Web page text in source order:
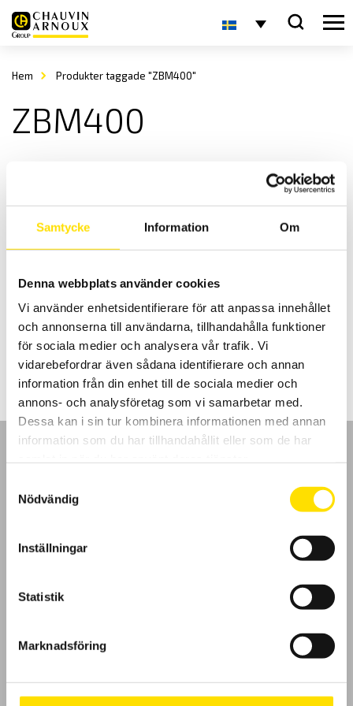
Samtycke Information Om
Denna webbplats använder cookies
Vi använder enhetsidentifierare för att anpassa innehållet
och annonserna till användarna, tillhandahålla funktioner
för sociala medier och analysera vår trafik. Vi
vidarebefordrar även sådana identifierare och annan
information från din enhet till de sociala medier och
annons- och analysföretag som vi samarbetar med.
Dessa kan i sin tur kombinera informationen med annan
information som du har tillhandahållit eller som de har
Nödvändig
Inställningar
Statistik
Marknadsföring
Hem Produkter taggade "ZBM400"
ZBM400
2-handskontroll för ETL ATS400-serien
Praktiska handstyrningsenheter för ETL ATS400-serien
7,300.00 kr – 14,400.00krPrisintervall:
7,300.00 kr
till
14,400.00 kr
LÄS MER